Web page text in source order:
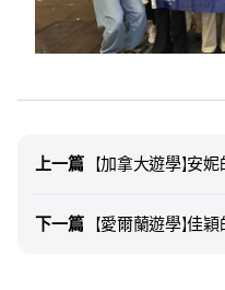
上一篇 上一篇
【加拿大遊學】安妮
下一篇 下一篇
【愛爾蘭遊學】佳